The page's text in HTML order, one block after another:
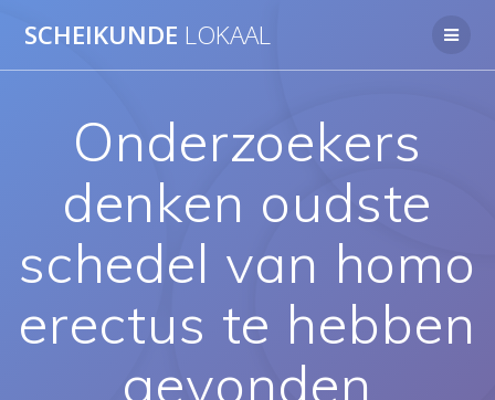
naar
SCHEIKUNDE LOKAAL
Onderzoekers
denken oudste
schedel van homo
erectus te hebben
gevonden